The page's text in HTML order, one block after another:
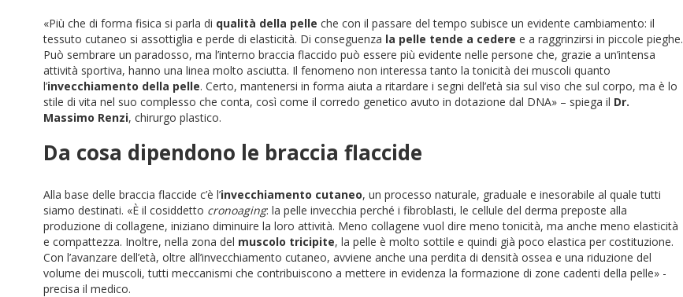
«Più che di forma fisica si parla di qualità della pelle che con il passare del tempo subisce un evidente cambiamento: il
tessuto cutaneo si assottiglia e perde di elasticità. Di conseguenza la pelle tende a cedere e a raggrinzirsi in piccole pieghe.
Può sembrare un paradosso, ma l’interno braccia flaccido può essere più evidente nelle persone che, grazie a un’intensa
attività sportiva, hanno una linea molto asciutta. Il fenomeno non interessa tanto la tonicità dei muscoli quanto
l’invecchiamento della pelle. Certo, mantenersi in forma aiuta a ritardare i segni dell’età sia sul viso che sul corpo, ma è lo
stile di vita nel suo complesso che conta, così come il corredo genetico avuto in dotazione dal DNA» – spiega il Dr.
Massimo Renzi, chirurgo plastico.
Da cosa dipendono le braccia flaccide
Alla base delle braccia flaccide c’è l’invecchiamento cutaneo, un processo naturale, graduale e inesorabile al quale tutti
siamo destinati. «È il cosiddetto cronoaging: la pelle invecchia perché i fibroblasti, le cellule del derma preposte alla
produzione di collagene, iniziano diminuire la loro attività. Meno collagene vuol dire meno tonicità, ma anche meno elasticità
e compattezza. Inoltre, nella zona del muscolo tricipite, la pelle è molto sottile e quindi già poco elastica per costituzione.
Con l’avanzare dell’età, oltre all’invecchiamento cutaneo, avviene anche una perdita di densità ossea e una riduzione del
volume dei muscoli, tutti meccanismi che contribuiscono a mettere in evidenza la formazione di zone cadenti della pelle» -
precisa il medico.